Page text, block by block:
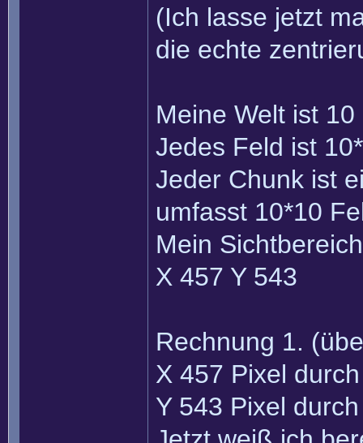
(Ich lasse jetzt
die echte
Meine Welt ist
Jedes Feld ist
Jeder Chunk ist
umfasst 10*10
Mein
X 457 Y 543
Rechnung 1.
X 457 Pixel
Y 543 Pixel